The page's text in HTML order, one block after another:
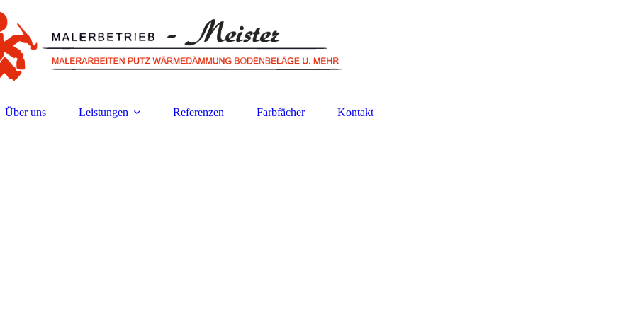
Über uns Leistungen Referenzen Farbfächer Kontakt